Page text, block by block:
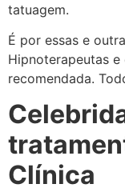
tatuagem.
É por essas e
Hipnoterapeutas
recomendada.
C
Clínica